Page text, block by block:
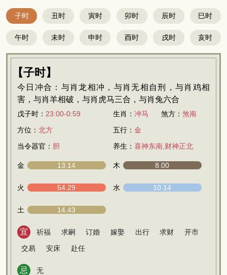
子时 丑时 寅时 卯时 辰时 巳时
午时 未时 申时 酉时 戌时 亥时
【子时】
今日冲合：与肖龙相冲，与肖无相自刑，与肖鸡相
害，与肖羊相破，与肖虎马三合，与肖兔六合
戊子时： 23:00-0:59 生肖： 冲马 煞方： 煞南
方位： 北方 五行： 金
当令器官： 胆 养生： 喜神东南,财神正北
金 13.14 木 8.00
火 54.29 水 10.14
土 14.43
宜 祈福 求嗣 订婚 嫁娶 出行 求财
开市
交易
安床 赴任
忌 无